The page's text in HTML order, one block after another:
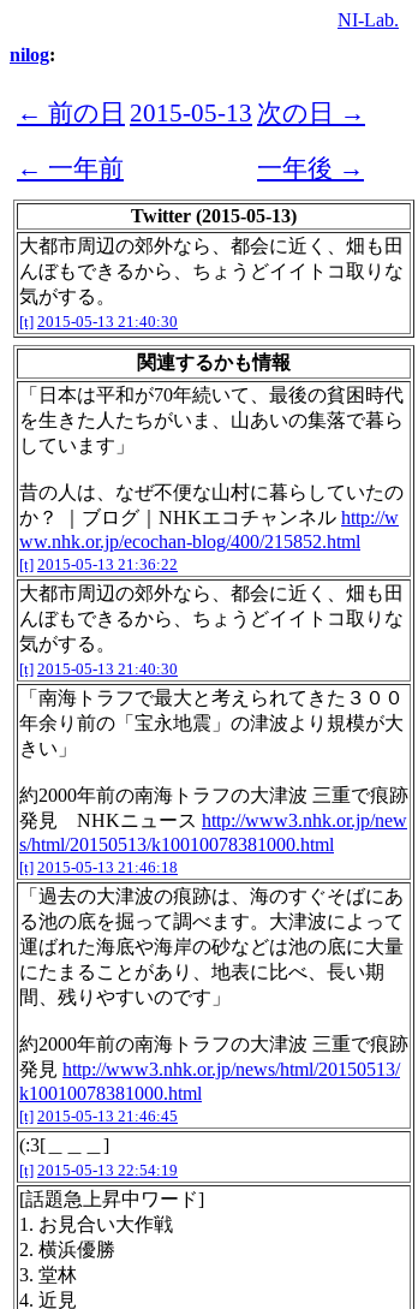
NI-Lab.
nilog:
← 前の日 2015-05-13 次の日 →
← 一年前
一年後 →
Twitter (2015-05-13)
大都市周辺の郊外なら、都会に近く、畑も田
んぼもできるから、ちょうどイイトコ取りな
気がする。
[t] 2015-05-13 21:40:30
関連するかも情報
「日本は平和が70年続いて、最後の貧困時代
を生きた人たちがいま、山あいの集落で暮ら
しています」
昔の人は、なぜ不便な山村に暮らしていたの
か？ ｜ブログ｜NHKエコチャンネル http://w
ww.nhk.or.jp/ecochan-blog/400/215852.html
[t] 2015-05-13 21:36:22
大都市周辺の郊外なら、都会に近く、畑も田
んぼもできるから、ちょうどイイトコ取りな
気がする。
[t] 2015-05-13 21:40:30
「南海トラフで最大と考えられてきた３００
年余り前の「宝永地震」の津波より規模が大
きい」
約2000年前の南海トラフの大津波 三重で痕跡
発見 NHKニュース http://www3.nhk.or.jp/new
s/html/20150513/k10010078381000.html
[t] 2015-05-13 21:46:18
「過去の大津波の痕跡は、海のすぐそばにあ
る池の底を掘って調べます。大津波によって
運ばれた海底や海岸の砂などは池の底に大量
にたまることがあり、地表に比べ、長い期
間、残りやすいのです」
約2000年前の南海トラフの大津波 三重で痕跡
発見 http://www3.nhk.or.jp/news/html/20150513/
k10010078381000.html
[t] 2015-05-13 21:46:45
(:3[＿＿＿]
[t] 2015-05-13 22:54:19
[話題急上昇中ワード]
1. お見合い大作戦
2. 横浜優勝
3. 堂林
4. 近見